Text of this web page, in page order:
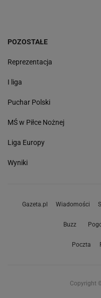
POZOSTAŁE
Reprezentacja
I liga
Puchar Polski
MŚ w Piłce Nożnej
Liga Europy
Wyniki
Gazeta.pl Wiadomości
Buzz
Poczta
Copyright